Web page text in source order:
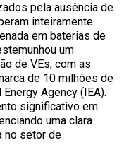
pela ausência de
inteiramente
em baterias de
um
de VEs, com as
de 10 milhões de
Agency (IEA).
significativo em
uma clara
no setor de